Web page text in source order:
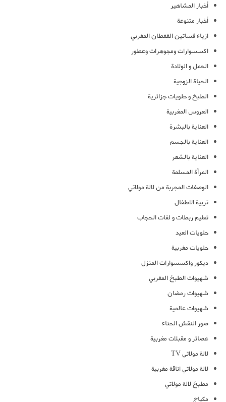
أخبار المشاهير
أخبار متنوعة
ازياء فساتين القفطان المغربي
اكسسوارات ومجوهرات وعطور
الحمل و الولادة
الحياة الزوجية
الطبخ و حلويات جزائرية
العروس المغربية
العناية بالبشرة
العناية بالجسم
العناية بالشعر
المرأة المسلمة
الوصفات المجربة من لالة مولاتي
تربية الاطفال
تعليم ربطات و لفات الحجاب
حلويات العيد
حلويات مغربية
ديكور واكسسوارات المنزل
شهيوات الطبخ المغربي
شهيوات رمضان
شهيوات عالمية
صور النقش الحناء
عصائر و مقبلات مغربية
لالة مولاتي TV
لالة مولاتي اناقة مغربية
مطبخ لالة مولاتي
مكياج